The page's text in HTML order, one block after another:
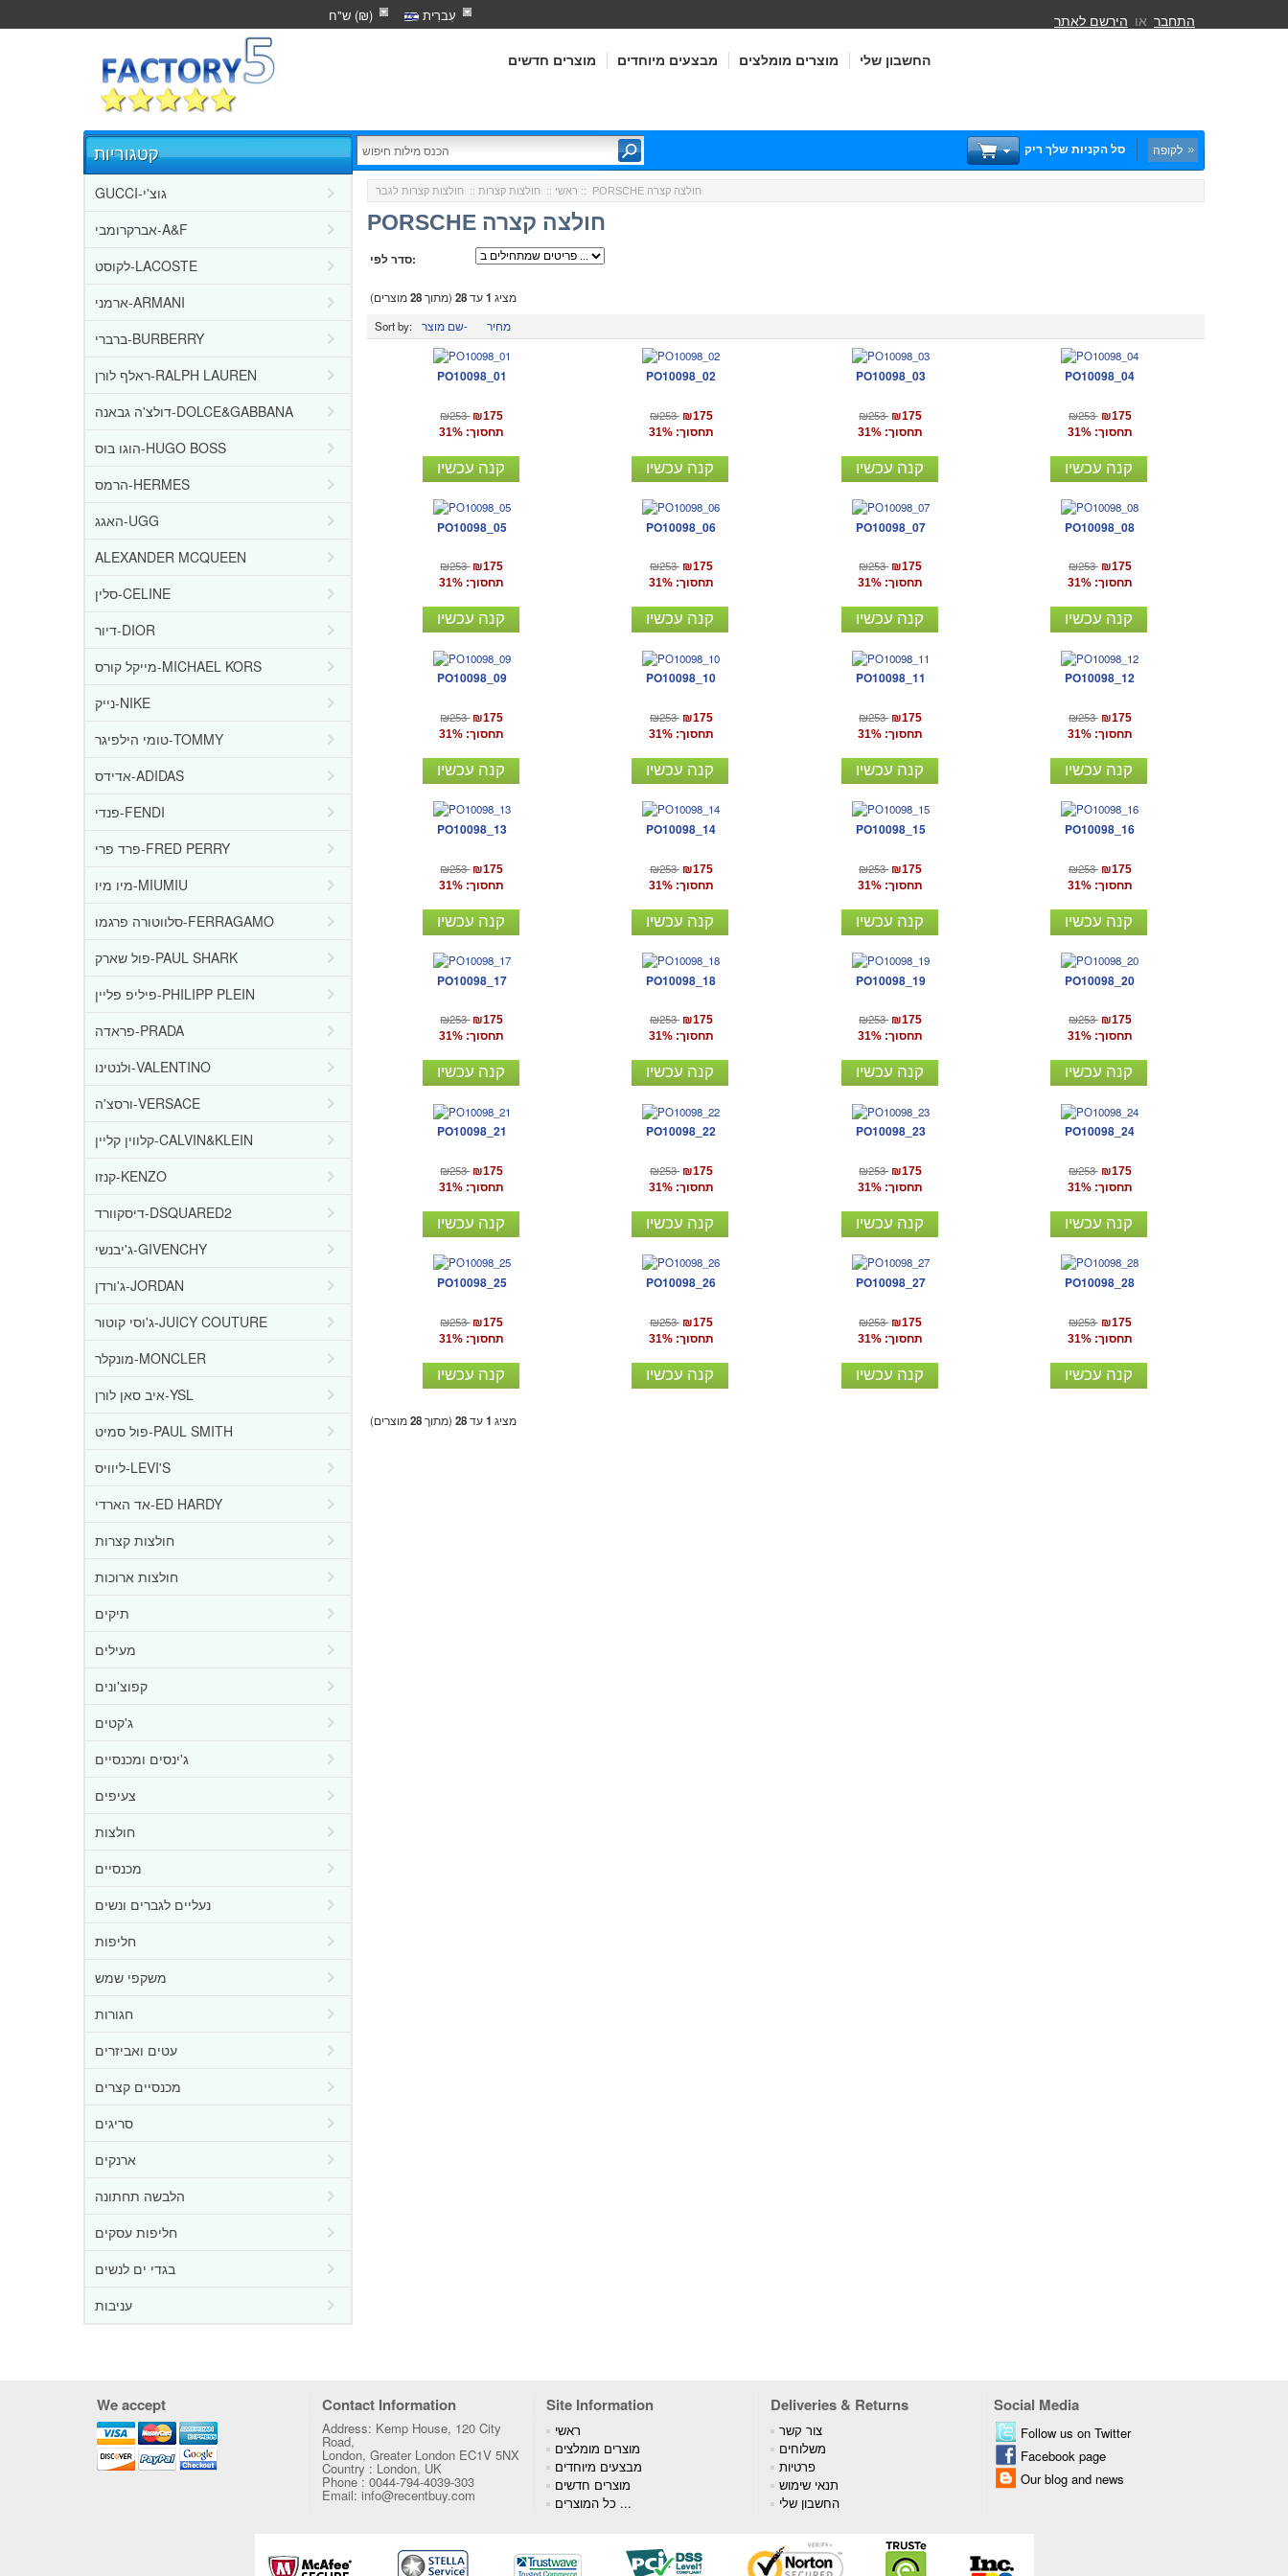
עִברִית ש"ח (₪)
מוצרים חדשים מבצעים מיוחדים מוצרים מומלצים החשבון שלי
התחבר או הירשם לאתר
סל הקניות שלך ריק לקופה
קטגוריות
GUCCI-גוצ'י
אברקרומבי-A&F
לקוסט-LACOSTE
ארמני-ARMANI
ברברי-BURBERRY
ראלף לורן-RALPH LAUREN
דולצ'ה גבאנה-DOLCE&GABBANA
הוגו בוס-HUGO BOSS
הרמס-HERMES
האגג-UGG
ALEXANDER MCQUEEN
סלין-CELINE
דיור-DIOR
מייקל קורס-MICHAEL KORS
נייק-NIKE
טומי הילפיגר-TOMMY
אדידס-ADIDAS
פנדי-FENDI
פרד פרי-FRED PERRY
מיו מיו-MIUMIU
סלווטורה פרגמו-FERRAGAMO
פול שארק-PAUL SHARK
פיליפ פליין-PHILIPP PLEIN
פראדה-PRADA
ולנטינו-VALENTINO
ורסצ'ה-VERSACE
קלווין קליין-CALVIN&KLEIN
קנזו-KENZO
דיסקוורד-DSQUARED2
ג'יבנשי-GIVENCHY
ג'ורדן-JORDAN
ג'וסי קוטור-JUICY COUTURE
מונקלר-MONCLER
איב סאן לורן-YSL
פול סמיט-PAUL SMITH
ליוויס-LEVI'S
אד הארדי-ED HARDY
חולצות קצרות
חולצות ארוכות
תיקים
מעילים
קפוצ'ונים
ג'קטים
ג'ינסים ומכנסיים
צעיפים
חולצות
מכנסיים
נעליים לגברים ונשים
חליפות
משקפי שמש
חגורות
עטים ואביזרים
מכנסיים קצרים
סריגים
ארנקים
הלבשה תחתונה
חליפות עסקים
בגדי ים לנשים
עניבות
ראשי :: חולצות קצרות:: חולצות קצרות לגבר :: PORSCHE חולצה קצרה
PORSCHE חולצה קצרה
סדר לפי:
מציג 1עד28(מתוך28מוצרים)
Sort by:
שם מוצר- מחיר
PO10098_01
₪253 ₪175
תחסוך: 31%
קנה עכשיו
PO10098_02
₪253 ₪175
תחסוך: 31%
קנה עכשיו
PO10098_03
₪253 ₪175
תחסוך: 31%
קנה עכשיו
PO10098_04
₪253 ₪175
תחסוך: 31%
קנה עכשיו
PO10098_05
₪253 ₪175
תחסוך: 31%
קנה עכשיו
PO10098_06
₪253 ₪175
תחסוך: 31%
קנה עכשיו
PO10098_07
₪253 ₪175
תחסוך: 31%
קנה עכשיו
PO10098_08
₪253 ₪175
תחסוך: 31%
קנה עכשיו
PO10098_09
₪253 ₪175
תחסוך: 31%
קנה עכשיו
PO10098_10
₪253 ₪175
תחסוך: 31%
קנה עכשיו
PO10098_11
₪253 ₪175
תחסוך: 31%
קנה עכשיו
PO10098_12
₪253 ₪175
תחסוך: 31%
קנה עכשיו
PO10098_13
₪253 ₪175
תחסוך: 31%
קנה עכשיו
PO10098_14
₪253 ₪175
תחסוך: 31%
קנה עכשיו
PO10098_15
₪253 ₪175
תחסוך: 31%
קנה עכשיו
PO10098_16
₪253 ₪175
תחסוך: 31%
קנה עכשיו
PO10098_17
₪253 ₪175
תחסוך: 31%
קנה עכשיו
PO10098_18
₪253 ₪175
תחסוך: 31%
קנה עכשיו
PO10098_19
₪253 ₪175
תחסוך: 31%
קנה עכשיו
PO10098_20
₪253 ₪175
תחסוך: 31%
קנה עכשיו
PO10098_21
₪253 ₪175
תחסוך: 31%
קנה עכשיו
PO10098_22
₪253 ₪175
תחסוך: 31%
קנה עכשיו
PO10098_23
₪253 ₪175
תחסוך: 31%
קנה עכשיו
PO10098_24
₪253 ₪175
תחסוך: 31%
קנה עכשיו
PO10098_25
₪253 ₪175
תחסוך: 31%
קנה עכשיו
PO10098_26
₪253 ₪175
תחסוך: 31%
קנה עכשיו
PO10098_27
₪253 ₪175
תחסוך: 31%
קנה עכשיו
PO10098_28
₪253 ₪175
תחסוך: 31%
קנה עכשיו
מציג 1עד28(מתוך28מוצרים)
We accept Contact Information Site Information Deliveries & Returns Social Media
Address: Kemp House, 120 City
Road,
London, Greater London EC1V 5NX
Country : London, UK
Phone : 0044-794-4039-303
Email: info@recentbuy.com
ראשי
מוצרים מומלצים
מבצעים מיוחדים
מוצרים חדשים
כל המוצרים ...
צור קשר
משלוחים
פרטיות
תנאי שימוש
החשבון שלי
Follow us on Twitter
Facebook page
Our blog and news